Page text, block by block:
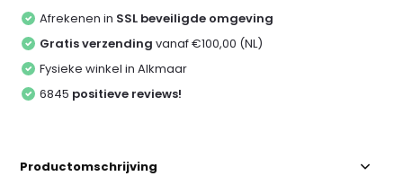
Afrekenen in SSL beveiligde omgeving
Gratis verzending vanaf €100,00 (NL)
Fysieke winkel in Alkmaar
6845 positieve reviews!
Productomschrijving